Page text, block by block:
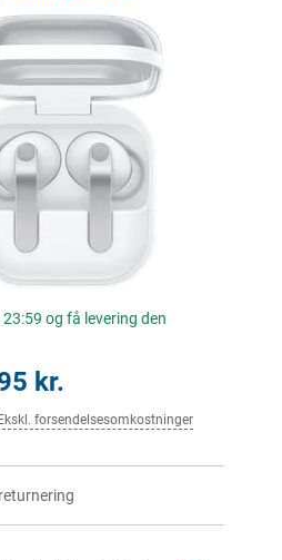
og få levering den
kr.
Ekskl. forsendelsesomkostninger